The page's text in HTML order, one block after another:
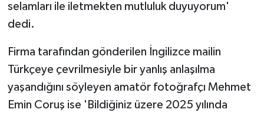
selamları ile iletmekten mutluluk duyuyorum'
dedi.
Firma tarafından gönderilen İngilizce mailin
Türkçeye çevrilmesiyle bir yanlış anlaşılma
yaşandığını söyleyen amatör fotoğrafçı Mehmet
Emin Coruş ise 'Bildiğiniz üzere 2025 yılında